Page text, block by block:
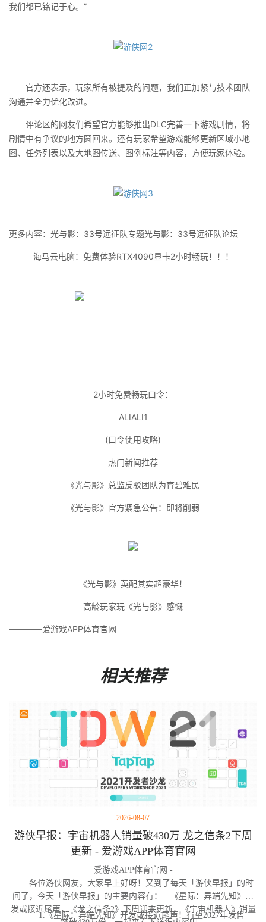
我们都已铭记于心。”
官方还表示，玩家所有被提及的问题，我们正加紧与技术团队
沟通并全力优化改进。
评论区的网友们希望官方能够推出DLC完善一下游戏剧情，将
剧情中有争议的地方圆回来。还有玩家希望游戏能够更新区域小地
图、任务列表以及大地图传送、图例标注等内容，方便玩家体验。
更多内容：光与影：33号远征队专题光与影：33号远征队论坛
海马云电脑：免费体验RTX4090显卡2小时畅玩！！！
2小时免费畅玩口令：
ALIALI1
(口令使用攻略)
热门新闻推荐
《光与影》总监反驳团队为育碧难民
《光与影》官方紧急公告：即将削弱
《光与影》英配其实超豪华！
高龄玩家玩《光与影》感慨
————爱游戏APP体育官网
相关推荐
2026-08-07
游侠早报：宇宙机器人销量破430万 龙之信条2下周
更新 - 爱游戏APP体育官网
爱游戏APP体育官网 -
各位游侠网友，大家早上好呀！又到了每天「游侠早报」的时
间了，今天「游侠早报」的主要内容有： 《星际：异端先知》开
发或接近尾声，《龙之信条2》下周迎来更新，《宇宙机器人》销量
1.《星际：异端先知》开发或接近尾声！有望2027年发售